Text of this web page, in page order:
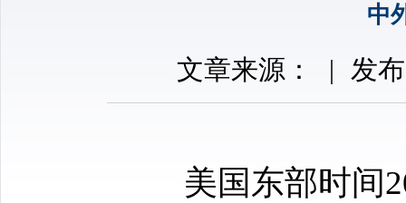
中
文章来源： | 发
美国东部时间